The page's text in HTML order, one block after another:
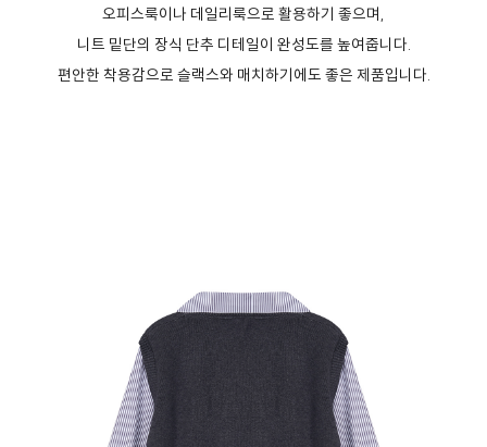
오피스룩이나 데일리룩으로 활용하기 좋으며,
니트 밑단의 장식 단추 디테일이 완성도를 높여줍니다.
편안한 착용감으로 슬랙스와 매치하기에도 좋은 제품입니다.